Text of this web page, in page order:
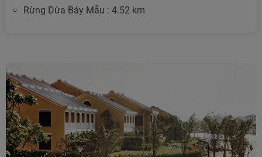
Rừng Dừa Bảy Mẫu : 4.52 km